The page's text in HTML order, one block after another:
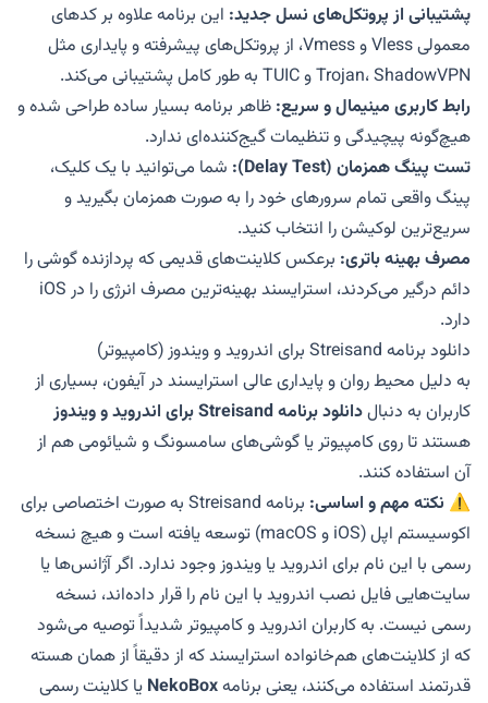
پشتیبانی از پروتکل‌های نسل جدید: این برنامه علاوه بر کدهای
معمولی Vless و Vmess، از پروتکل‌های پیشرفته و پایداری مثل
Trojan، ShadowVPN و TUIC به طور کامل پشتیبانی می‌کند.
رابط کاربری مینیمال و سریع: ظاهر برنامه بسیار ساده طراحی شده و
هیچ‌گونه پیچیدگی و تنظیمات گیج‌کننده‌ای ندارد.
تست پینگ همزمان (Delay Test):
شما می‌توانید با یک کلیک،
پینگ واقعی تمام سرورهای خود را به صورت همزمان بگیرید و
سریع‌ترین لوکیشن را انتخاب کنید.
مصرف بهینه باتری: برعکس کلاینت‌های قدیمی که پردازنده گوشی را
دائم درگیر می‌کردند، استرایسند بهینه‌ترین مصرف انرژی را در iOS
دارد.
دانلود برنامه Streisand برای اندروید و ویندوز (کامپیوتر)
به دلیل محیط روان و پایداری عالی استرایسند در آیفون، بسیاری از
کاربران به دنبالدانلود برنامه Streisand برای اندروید و ویندوز
هستند تا روی کامپیوتر یا گوشی‌های سامسونگ و شیائومی هم از
آن استفاده کنند.
⚠️ نکته مهم و اساسی:
برنامه Streisand به صورت اختصاصی برای
اکوسیستم اپل (iOS و macOS) توسعه یافته است و هیچ نسخه
رسمی با این نام برای اندروید یا ویندوز وجود ندارد. اگر آژانس‌ها یا
سایت‌هایی فایل نصب اندروید با این نام را قرار داده‌اند، نسخه
رسمی نیست. به کاربران اندروید و کامپیوتر شدیداً توصیه می‌شود
که از کلاینت‌های هم‌خانواده استرایسند که از دقیقاً از همان هسته
قدرتمند استفاده می‌کنند، یعنی برنامهNekoBox یا کلاینت رسمی